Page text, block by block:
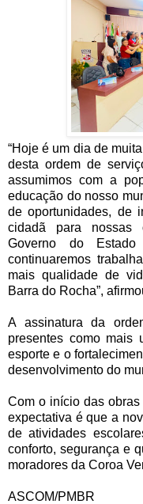
“Hoje é um dia de
desta ordem de
assumimos com a
educação do nosso
de oportunidades, de
cidadã para nossas
Governo do
continuaremos
mais qualidade de
Barra do Rocha”,
A assinatura da
presentes como mais
esporte e o
desenvolvimento do
Com o início das
expectativa é que a
de atividades
conforto, segurança e
moradores da Coroa
ASCOM/PMBR